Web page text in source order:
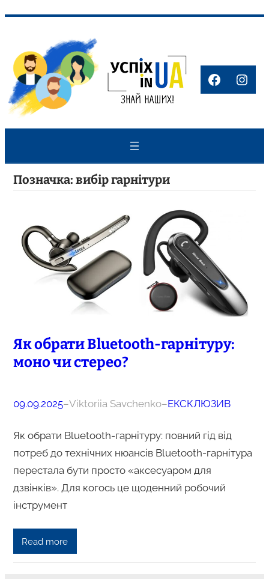
вмісту
Позначка: вибір гарнітури
Як обрати Bluetooth-гарнітуру:
моно чи стерео?
09.09.2025–Viktoriia Savchenko–ЕКСКЛЮЗИВ
Як обрати Bluetooth-гарнітуру: повний гід від
потреб до технічних нюансів Bluetooth-гарнітура
перестала бути просто «аксесуаром для
дзвінків». Для когось це щоденний робочий
інструмент
Read more